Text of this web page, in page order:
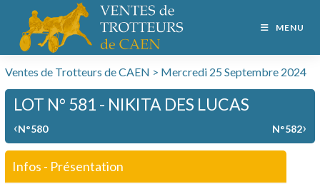
MENU
Ventes de Trotteurs de CAEN > Mercredi 25 Septembre 2024
LOT N° 581 - NIKITA DES LUCAS
‹N°580 N°582›
Infos - Présentation